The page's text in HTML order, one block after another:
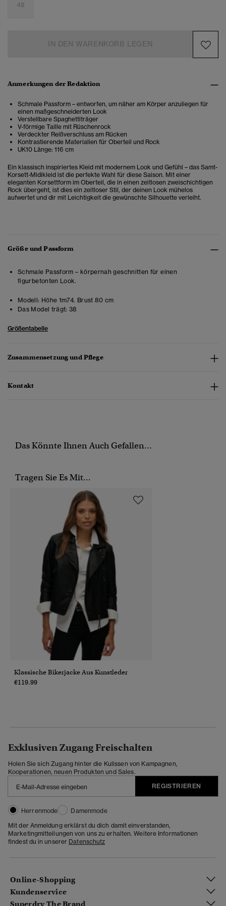
48
Anmerkungen der Redaktion
Schmale Passform – entworfen, um näher am Körper anzuliegen für
einen maßgeschneiderten Look
Verstellbare Spaghettiträger
V-förmige Taille mit Rüschenrock
Verdeckter Reißverschluss am Rücken
Kontrastierende Materialien für Oberteil und Rock
UK10 Länge: 116 cm
Ein klassisch inspiriertes Kleid mit modernem Look und Gefühl – das Samt-
Korsett-Midikleid ist die perfekte Wahl für diese Saison. Mit einer
eleganten Korsettform im Oberteil, die in einen zeitlosen zweischichtigen
Rock übergeht, ist dies ein zeitloser Stil, der deinen Look mühelos
aufwertet und dir mit Leichtigkeit die gewünschte Silhouette verleiht.
Größe und Passform
Schmale Passform – körpernah geschnitten für einen
figurbetonten Look.
Modell: Höhe 1m74. Brust 80 cm
Das Model trägt: 38
Größentabelle
Zusammensetzung und Pflege
Kontakt
Das Könnte Ihnen Auch Gefallen...
Tragen Sie Es Mit...
Klassische Bikerjacke Aus Kunstleder
€119.99
Exklusiven Zugang Freischalten
Holen Sie sich Zugang hinter die Kulissen von Kampagnen,
Kooperationen, neuen Produkten und Sales.
REGISTRIEREN
Herrenmode
Damenmode
Mit der Anmeldung erklärst du dich damit einverstanden,
Marketingmitteilungen von uns zu erhalten. Weitere Informationen
findest du in unserer Datenschutz
Online-Shopping
Kundenservice
Superdry The Brand